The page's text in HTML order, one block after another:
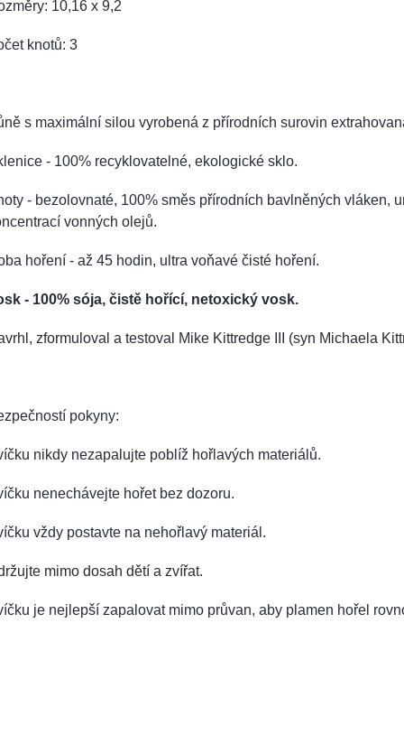
10,16 x 9,2
knotů: 3
s maximální silou vyrobená z přírodních surovin
- 100% recyklovatelné, ekologické sklo.
- bezolovnaté, 100% směs přírodních bavlněných vláken,
vonných olejů.
hoření - až 45 hodin, ultra voňavé čisté hoření.
- 100% sója, čistě hořící, netoxický vosk.
zformuloval a testoval Mike Kittredge III (syn Michaela
pokyny:
nikdy nezapalujte poblíž hořlavých materiálů.
nenechávejte hořet bez dozoru.
vždy postavte na nehořlavý materiál.
mimo dosah dětí a zvířat.
je nejlepší zapalovat mimo průvan, aby plamen hořel